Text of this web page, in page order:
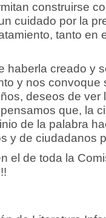
construirse
cuidado por la
tanto en
haberla creado y
y nos convoque
deseos de ver
que, la
de la palabra
y de ciudadanos
el de toda la